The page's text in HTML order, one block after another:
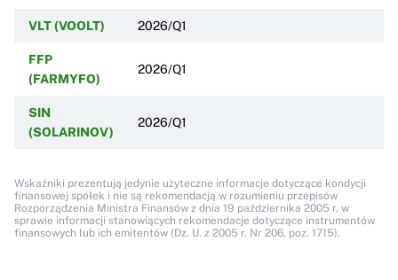
VLT (VOOLT) 2026/Q1
FFP
(FARMYFO)
2026/Q1
SIN
(SOLARINOV)
2026/Q1
Wskaźniki prezentują jedynie użyteczne informacje dotyczące kondycji
finansowej spółek i nie są rekomendacją w rozumieniu przepisów
Rozporządzenia Ministra Finansów z dnia 19 października 2005 r. w
sprawie informacji stanowiących rekomendacje dotyczące instrumentów
finansowych lub ich emitentów (Dz. U. z 2005 r. Nr 206, poz. 1715).